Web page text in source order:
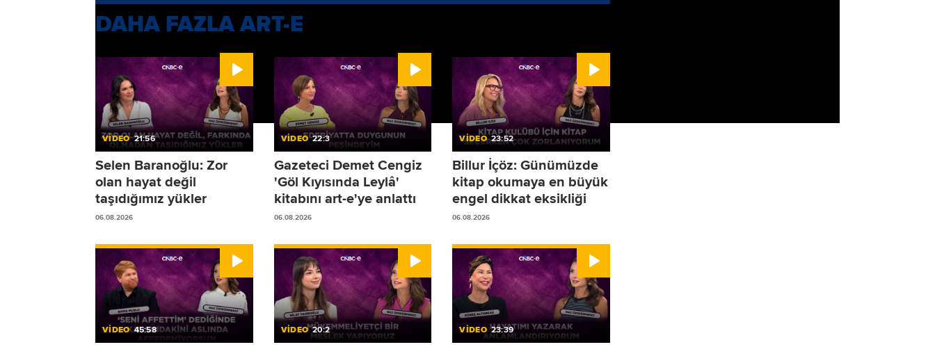
DAHA FAZLA ART-E
VİDEO 21:56
Selen Baranoğlu: Zor
olan hayat değil
taşıdığımız yükler
06.08.2026
VİDEO 22:3
Gazeteci Demet Cengiz
'Göl Kıyısında Leylâ'
kitabını art-e'ye anlattı
06.08.2026
VİDEO 23:52
Billur İçöz: Günümüzde
kitap okumaya en büyük
engel dikkat eksikliği
06.08.2026
VİDEO 45:58 VİDEO 20:2 VİDEO 23:39